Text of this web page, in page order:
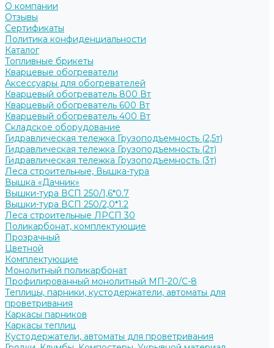
О компании
Отзывы
Сертификаты
Политика конфиденциальности
Каталог
Топливные брикеты
Кварцевые обогреватели
Аксессуары для обогревателей
Кварцевый обогреватель 800 Вт
Кварцевый обогреватель 600 Вт
Кварцевый обогреватель 400 Вт
Складское оборудование
Гидравлическая тележка Грузоподъемность (2,5т)
Гидравлическая тележка Грузоподъемность (2т)
Гидравлическая тележка Грузоподъемность (3т)
Леса строительные, Вышка-тура
Вышка «Дачник»
Вышки-тура ВСП 250/1,6*0.7
Вышки-тура ВСП 250/2,0*1.2
Леса строительные ЛРСП 30
Поликарбонат, комплектующие
Прозрачный
Цветной
Комплектующие
Монолитный поликарбонат
Профилированный монолитный МП-20/С-8
Теплицы, парники, кустодержатели, автоматы для
проветривания
Каркасы парников
Каркасы теплиц
Кустодержатели, автоматы для проветривания